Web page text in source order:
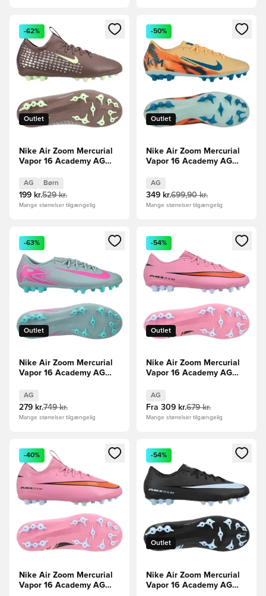
Åbner en Modal til at logge ind eller tilmelde dig som
Outlet
-62%
Nike Air Zoom Mercurial
Vapor 16 Academy AG
Brun/Sølv Børn
AG Børn
199 kr.529 kr.
Mange størrelser tilgængelig
Åbner en Modal til at logge
Outlet
-50%
Nike Air Zoom Mercurial
Vapor 16 Academy AG
Orange/Turkis/Grøn
AG
349 kr.699,90 kr.
Mange størrelser tilgængelig
Åbner en Modal til at logge ind eller tilmelde dig som
Outlet
-63%
Nike Air Zoom Mercurial
Vapor 16 Academy AG
AG
279 kr.749 kr.
Mange størrelser tilgængelig
Åbner en Modal til at logge
Outlet
-54%
Nike Air Zoom Mercurial
Vapor 16 Academy AG
Pink/Sort/Orange
AG
Fra 309 kr.679 kr.
Mange størrelser tilgængelig
Åbner en Modal til at logge ind eller tilmelde dig som
-40%
Nike Air Zoom Mercurial
Vapor 16 Academy AG
Åbner en Modal til at logge
Outlet
-54%
Nike Air Zoom Mercurial
Vapor 16 Academy AG